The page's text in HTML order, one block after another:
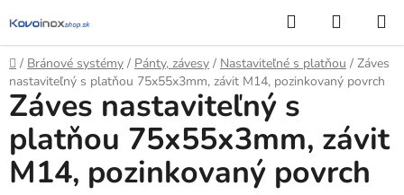
na
obsah
Hľadať
KOŠÍK
Domov
/ Bránové systémy / Pánty, závesy / Nastaviteľné s platňou / Záves
nastaviteľný s platňou 75x55x3mm, závit M14, pozinkovaný povrch
Záves nastaviteľný s
platňou 75x55x3mm, závit
M14, pozinkovaný povrch